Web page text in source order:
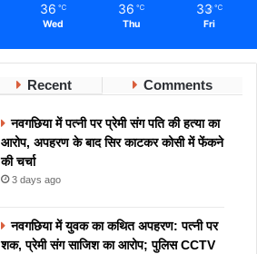
36 ℃
Wed
36 ℃
Thu
33 ℃
Fri
Recent Comments
नवगछिया में पत्नी पर प्रेमी संग पति की हत्या का
आरोप, अपहरण के बाद सिर काटकर कोसी में फेंकने
की चर्चा
3 days ago
नवगछिया में युवक का कथित अपहरण: पत्नी पर
शक, प्रेमी संग साजिश का आरोप; पुलिस CCTV